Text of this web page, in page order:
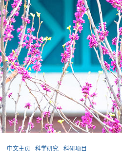
中文主页 - 科学研究 - 科研项目